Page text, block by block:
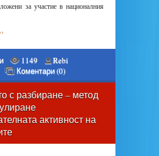
за участие в националния
1149
Rebi
Коментари (0)
с разбиране – метод
активност на